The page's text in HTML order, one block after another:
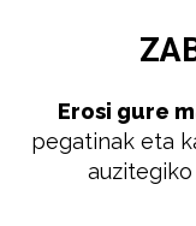
Erosi gure
pegatinak eta